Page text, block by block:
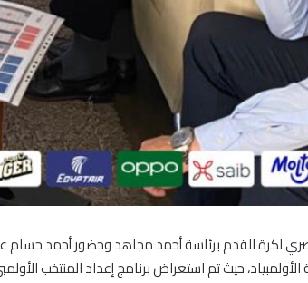
لكرة القدم برئاسة أحمد مجاهد وحضور أحمد
حيث تم استعراض برنامج إعداد المنتخب